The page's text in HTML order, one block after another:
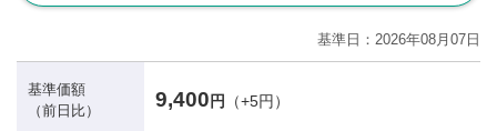
基準日 2026年08月07日
基準価額
（前日比）
9,400 円 （+5円）